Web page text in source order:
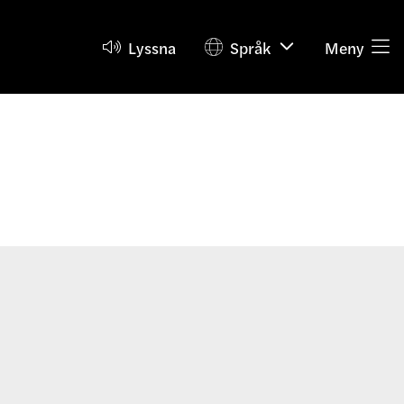
Lyssna Språk Meny